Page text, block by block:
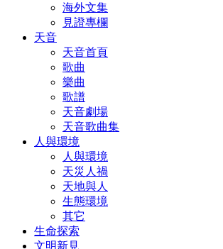
海外文集
見證專欄
天音
天音首頁
歌曲
樂曲
歌譜
天音劇場
天音歌曲集
人與環境
人與環境
天災人禍
天地與人
生態環境
其它
生命探索
文明新見